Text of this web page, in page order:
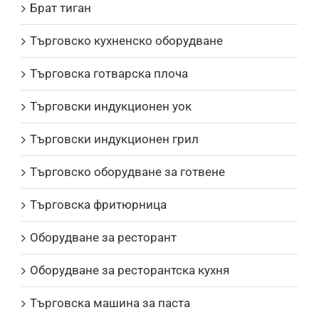
Брат тиган
Търговско кухненско оборудване
Търговска готварска плоча
Търговски индукционен уок
Търговски индукционен грил
Търговско оборудване за готвене
Търговска фритюрница
Оборудване за ресторант
Оборудване за ресторантска кухня
Търговска машина за паста